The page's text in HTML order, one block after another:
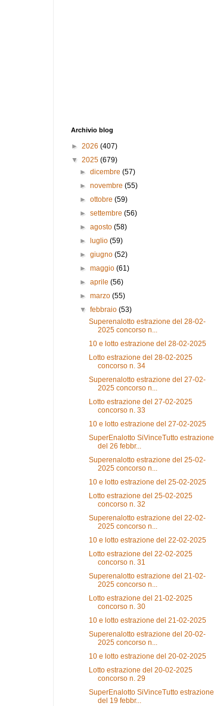
Archivio blog
► 2026 (407)
▼ 2025 (679)
►dicembre(57)
►novembre(55)
►ottobre(59)
►settembre(56)
►agosto(58)
►
luglio(59)
►giugno(52)
►maggio(61)
►aprile(56)
►marzo(55)
▼febbraio(53)
Superenalotto estrazione del 28-02-
2025 concorso n...
10 e lotto estrazione del 28-02-2025
Lotto estrazione del 28-02-2025
concorso n. 34
Superenalotto estrazione del 27-02-
2025 concorso n...
Lotto estrazione del 27-02-2025
concorso n. 33
10 e lotto estrazione del 27-02-2025
SuperEnalotto SiVinceTutto estrazione
del 26 febbr...
Superenalotto estrazione del 25-02-
2025 concorso n...
10 e lotto estrazione del 25-02-2025
Lotto estrazione del 25-02-2025
concorso n. 32
Superenalotto estrazione del 22-02-
2025 concorso n...
10 e lotto estrazione del 22-02-2025
Lotto estrazione del 22-02-2025
concorso n. 31
Superenalotto estrazione del 21-02-
2025 concorso n...
Lotto estrazione del 21-02-2025
concorso n. 30
10 e lotto estrazione del 21-02-2025
Superenalotto estrazione del 20-02-
2025 concorso n...
10 e lotto estrazione del 20-02-2025
Lotto estrazione del 20-02-2025
concorso n. 29
SuperEnalotto SiVinceTutto estrazione
del 19 febbr...